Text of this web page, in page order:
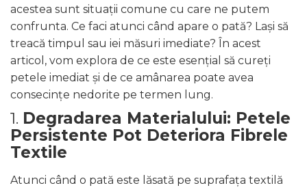
acestea sunt situații comune cu care ne putem
confrunta. Ce faci atunci când apare o pată? Lași să
treacă timpul sau iei măsuri imediate? În acest
articol, vom explora de ce este esențial să cureți
petele imediat și de ce amânarea poate avea
consecințe nedorite pe termen lung.
1. Degradarea Materialului: Petele
Persistente Pot Deteriora Fibrele
Textile
Atunci când o pată este lăsată pe suprafața textilă